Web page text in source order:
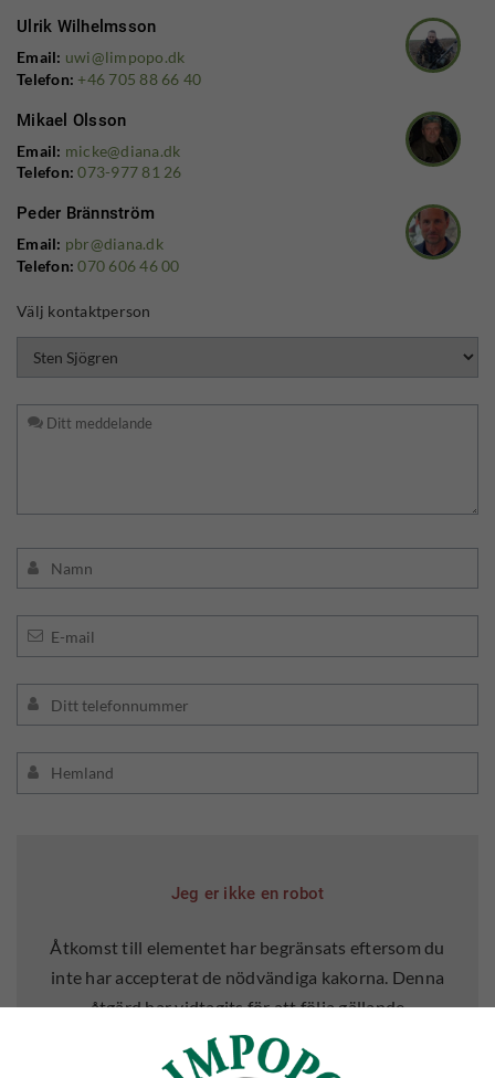
Ulrik Wilhelmsson
Email: uwi@limpopo.dk
Telefon: +46 705 88 66 40
Mikael Olsson
Email: micke@diana.dk
Telefon: 073-977 81 26
Peder Brännström
Email: pbr@diana.dk
Telefon: 070 606 46 00
Välj kontaktperson
Jeg er ikke en robot
Åtkomst till elementet har begränsats eftersom du
inte har accepterat de nödvändiga kakorna. Denna
åtgärd har vidtagits för att följa gällande
dataskyddslagstiftning. Du kan få tillgång till
elementet genom att acceptera cookies för det.